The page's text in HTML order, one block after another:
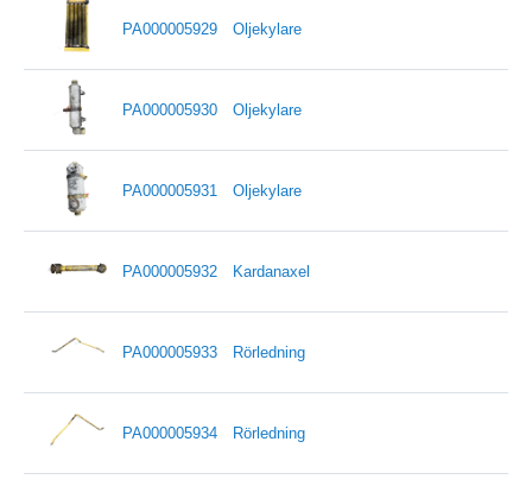
PA000005929 Oljekylare
PA000005930 Oljekylare
PA000005931 Oljekylare
PA000005932 Kardanaxel
PA000005933 Rörledning
PA000005934 Rörledning